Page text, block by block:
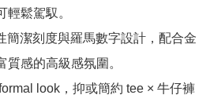
鬆駕馭。
簡潔刻度與羅馬數字設計，配合金
質感的高級感氛圍。
look，抑或簡約 tee × 牛仔褲